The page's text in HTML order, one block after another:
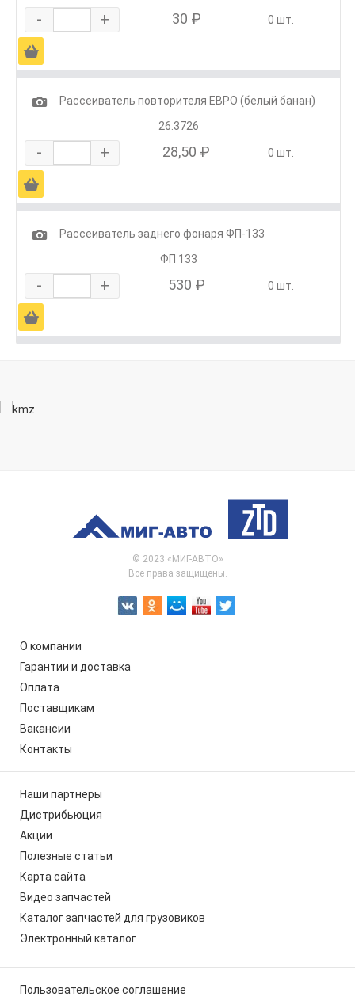
- + 30 ₽ 0 шт.
Ä
1
Рассеиватель повторителя ЕВРО (белый банан)
26.3726
- + 28,50 ₽ 0 шт.
Ä
1
Рассеиватель заднего фонаря ФП-133
ФП 133
- + 530 ₽ 0 шт.
Ä
© 2023 «МИГ-АВТО»
Все права защищены.
О компании
Гарантии и доставка
Оплата
Поставщикам
Вакансии
Контакты
Наши партнеры
Дистрибьюция
Акции
Полезные статьи
Карта сайта
Видео запчастей
Каталог запчастей для грузовиков
Электронный каталог
Пользовательское соглашение